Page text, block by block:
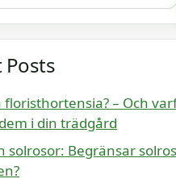
Posts
floristhortensia? – Och
i din trädgård
solrosor: Begränsar